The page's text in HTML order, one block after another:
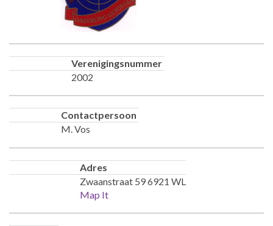
Verenigingsnummer
2002
Contactpersoon
M. Vos
Adres
Zwaanstraat 59 6921 WL
Map It